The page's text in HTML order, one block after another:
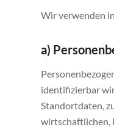
Wir verwenden
a)
identifizierbar
Standortdaten,
wirtschaftlichen,